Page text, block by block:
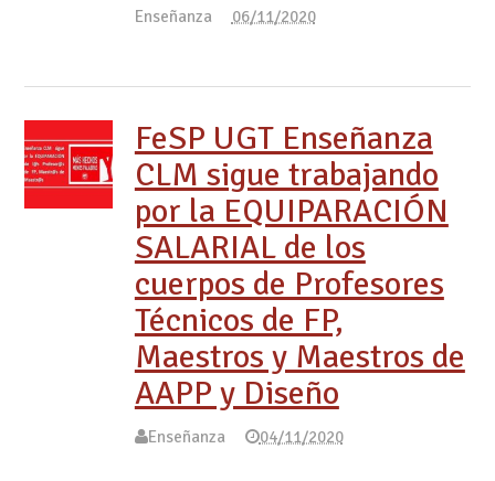
Enseñanza 06/11/2020
FeSP UGT Enseñanza
CLM sigue trabajando
por la EQUIPARACIÓN
SALARIAL de los
cuerpos de Profesores
Técnicos de FP,
Maestros y Maestros de
AAPP y Diseño
Enseñanza 04/11/2020